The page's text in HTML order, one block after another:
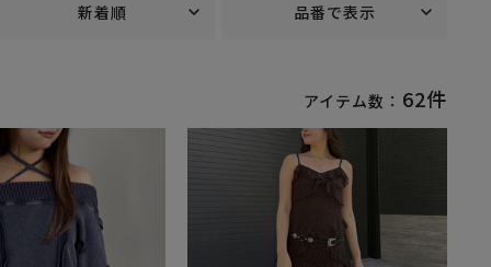
新着順 品番で表示
アイテム数： 62件